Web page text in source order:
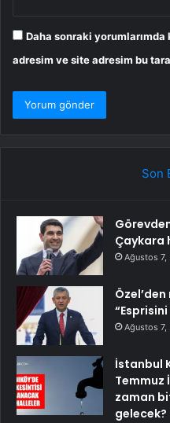
Daha sonraki yorumlarımda
adresim ve site adresim bu
Son
Çaykara
Ağustos 7,
Ağustos 7,
İstanbul
Temmuz
zaman
gelecek?